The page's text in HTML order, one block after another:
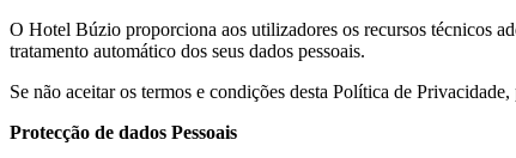
O Hotel Búzio proporciona aos utilizadores os recursos técnicos
tratamento automático dos seus dados pessoais.
Se não aceitar os termos e condições desta Política de
Protecção de dados Pessoais